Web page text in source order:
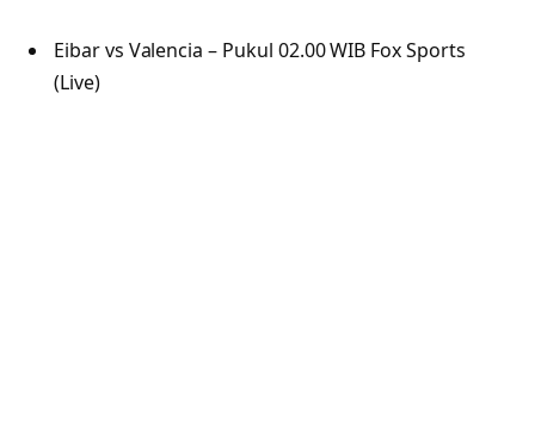
Eibar vs Valencia – Pukul 02.00 WIB Fox Sports
(Live)